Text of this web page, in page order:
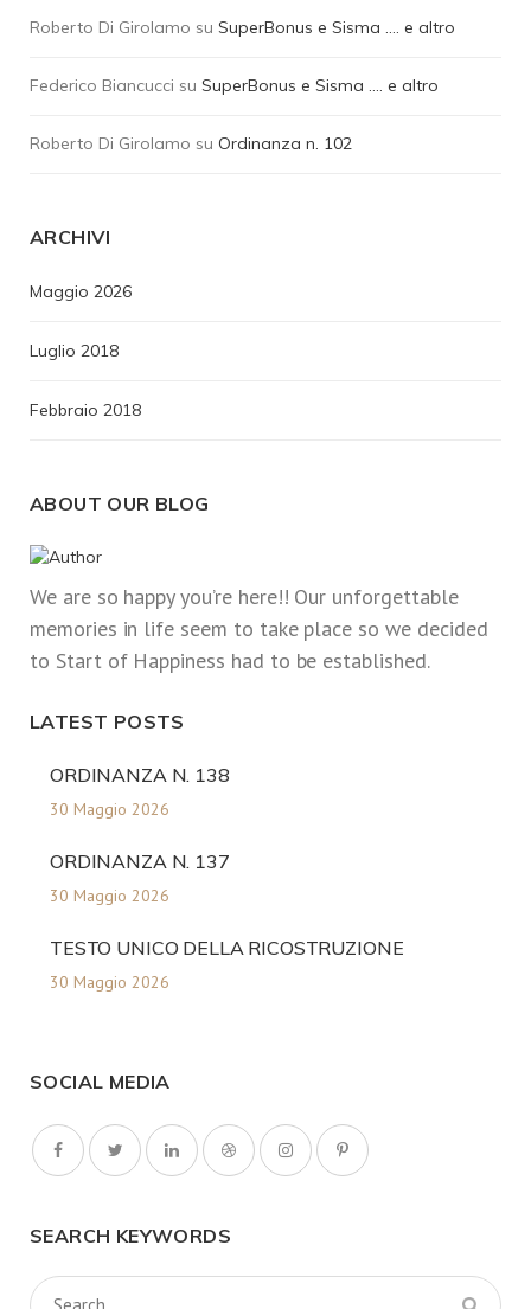
Roberto Di Girolamo su SuperBonus e Sisma …. e altro
Federico Biancucci su SuperBonus e Sisma …. e altro
Roberto Di Girolamo su Ordinanza n. 102
ARCHIVI
Maggio 2026
Luglio 2018
Febbraio 2018
ABOUT OUR BLOG
We are so happy you’re here!! Our unforgettable
memories in life seem to take place so we decided
to Start of Happiness had to be established.
LATEST POSTS
ORDINANZA N. 138
30 Maggio 2026
ORDINANZA N. 137
30 Maggio 2026
TESTO UNICO DELLA RICOSTRUZIONE
30 Maggio 2026
SOCIAL MEDIA
SEARCH KEYWORDS